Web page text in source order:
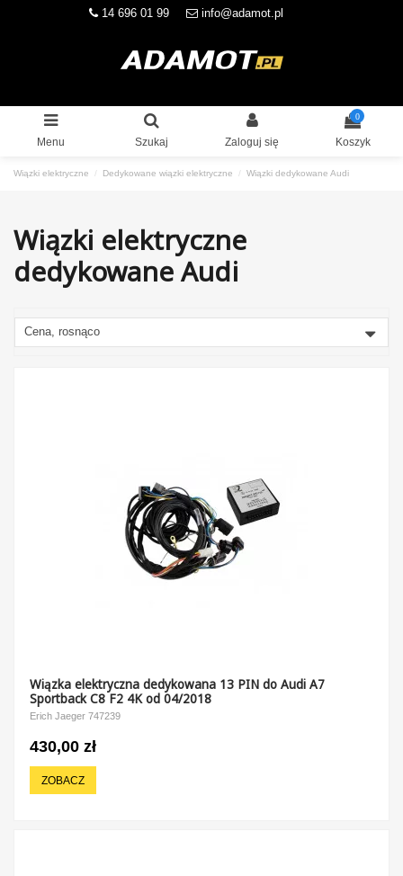
14 696 01 99 info@adamot.pl
Menu Szukaj Zaloguj się
0
Koszyk
Wiązki elektryczne Dedykowane wiązki elektryczne Wiązki dedykowane Audi
Wiązki elektryczne
dedykowane Audi
Cena, rosnąco
Wiązka elektryczna dedykowana 13 PIN do Audi A7
Sportback C8 F2 4K od 04/2018
Erich Jaeger 747239
430,00 zł
ZOBACZ